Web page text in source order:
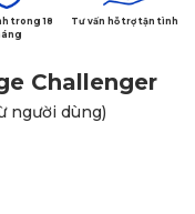
trong 18
Tư vấn hỗ trợ tận tình
Challenger
người dùng)